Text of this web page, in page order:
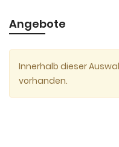
Angebote
Innerhalb dieser
vorhanden.